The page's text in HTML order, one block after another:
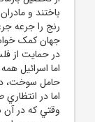
باختند و
رنج را جرعه
جهان کمک
در حمايت از
اما اسرائيل
حامل سوخت،
اما در
وقتي که در